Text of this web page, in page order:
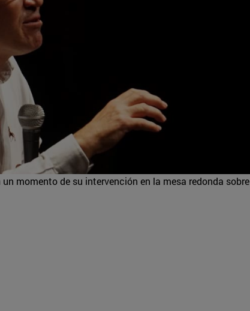
momento de su intervención en la mesa redonda sobre